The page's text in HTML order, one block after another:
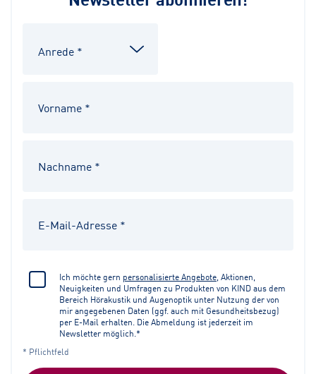
Ich möchte gern personalisierte Angebote , Aktionen,
Neuigkeiten und Umfragen zu Produkten von KIND aus dem
Bereich Hörakustik und Augenoptik unter Nutzung der von
mir angegebenen Daten (ggf. auch mit Gesundheitsbezug)
per E-Mail erhalten. Die Abmeldung ist jederzeit im
Newsletter möglich.*
* Pflichtfeld